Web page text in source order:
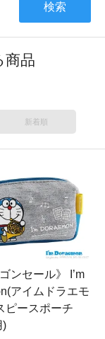
検索
商品
新着順
ゴンセール》 I’m
アイムドラエモ
ピースポーチ
)